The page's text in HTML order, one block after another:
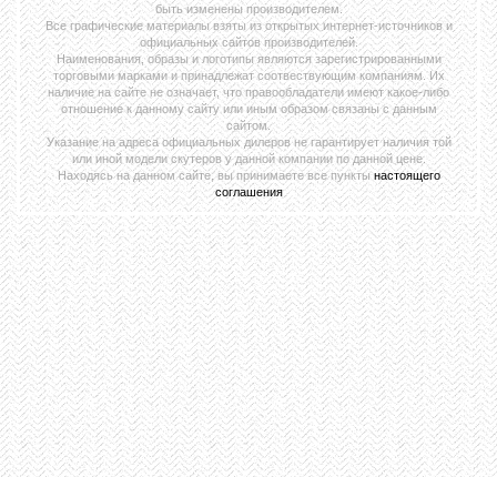
быть изменены производителем.
Все графические материалы взяты из открытых интернет-источников и
официальных сайтов производителей.
Наименования, образы и логотипы являются зарегистрированными
торговыми марками и принадлежат соотвествующим компаниям. Их
наличие на сайте не означает, что правообладатели имеют какое-либо
отношение к данному сайту или иным образом связаны с данным
сайтом.
Указание на адреса официальных дилеров не гарантирует наличия той
или иной модели скутеров у данной компании по данной цене.
Находясь на данном сайте, вы принимаете все пункты настоящего
соглашения